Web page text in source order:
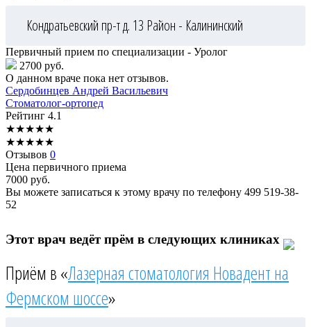
Кондратьевский пр-т д. 13 Район - Калининский
Первичный прием по специализации - Уролог
2700 руб.
О данном враче пока нет отзывов.
Сердобинцев Андрей Васильевич
Стоматолог-ортопед
Рейтинг 4.1
★★★★★
★★★★★
Отзывов 0
Цена первичного приема
7000 руб.
Вы можете записаться к этому врачу по телефону 499 519-38-
52
Этот врач ведёт прём в следующих клиниках
Приём в «Лазерная стоматология Новадент на
Фермском шоссе»